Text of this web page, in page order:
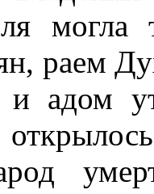
могла
раем
и адом